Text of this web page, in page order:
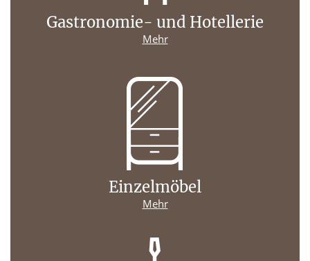
Gastronomie- und Hotellerie
Mehr
Einzelmöbel
Mehr